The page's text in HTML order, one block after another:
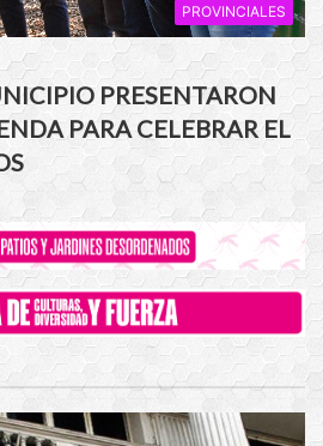
PROVINCIALES
PRESENTARON
PARA CELEBRAR EL